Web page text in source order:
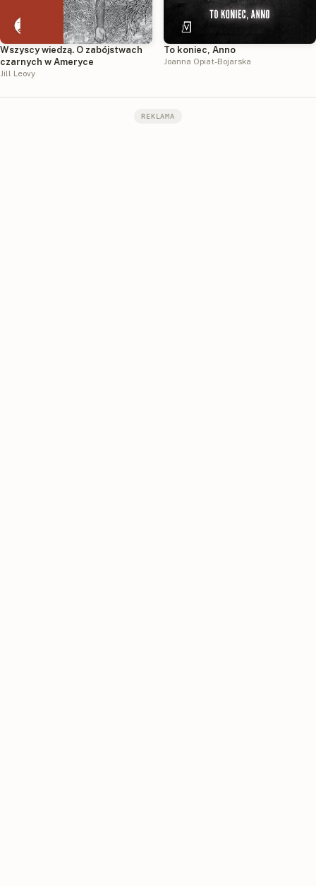
Wszyscy wiedzą. O zabójstwach
czarnych w Ameryce
Jill Leovy
To koniec, Anno
Joanna Opiat-Bojarska
REKLAMA